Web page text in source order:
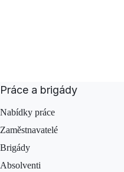
Práce a brigády
Nabídky práce
Zaměstnavatelé
Brigády
Absolventi